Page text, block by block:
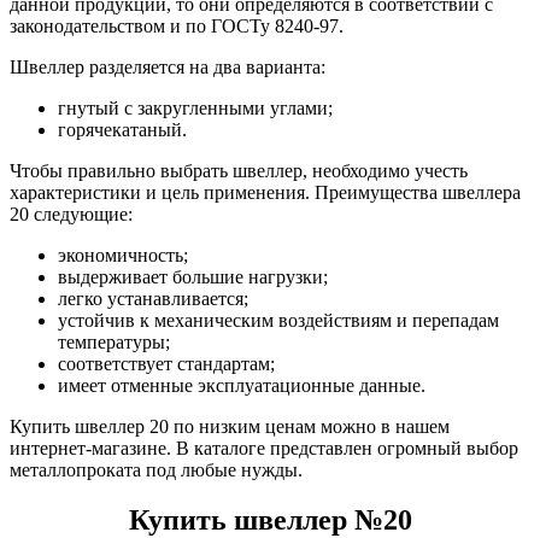
законодательством и по ГОСТу 8240-97.
Швеллер разделяется на два варианта:
гнутый с закругленными углами;
горячекатаный.
Чтобы правильно выбрать швеллер, необходимо учесть
характеристики и цель применения. Преимущества швеллера
20 следующие:
экономичность;
выдерживает большие нагрузки;
легко устанавливается;
устойчив к механическим воздействиям и перепадам
температуры;
соответствует стандартам;
имеет отменные эксплуатационные данные.
Купить швеллер 20 по низким ценам можно в нашем
интернет-магазине. В каталоге представлен огромный выбор
металлопроката под любые нужды.
Купить швеллер №20